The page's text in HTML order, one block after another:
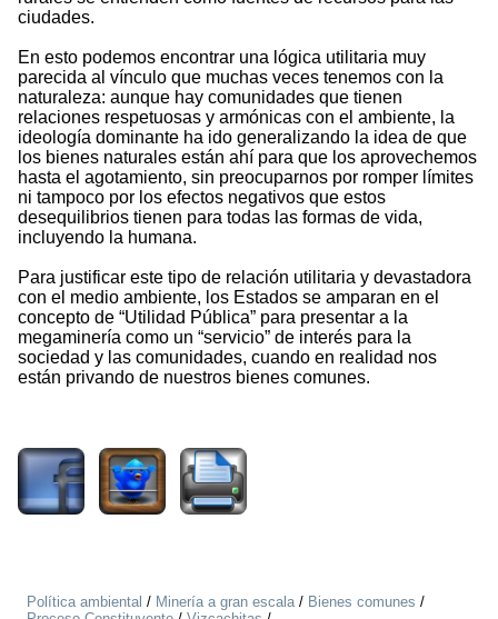
ciudades.
En esto podemos encontrar una lógica utilitaria muy
parecida al vínculo que muchas veces tenemos con la
naturaleza: aunque hay comunidades que tienen
relaciones respetuosas y armónicas con el ambiente, la
ideología dominante ha ido generalizando la idea de que
los bienes naturales están ahí para que los aprovechemos
hasta el agotamiento, sin preocuparnos por romper límites
ni tampoco por los efectos negativos que estos
desequilibrios tienen para todas las formas de vida,
incluyendo la humana.
Para justificar este tipo de relación utilitaria y devastadora
con el medio ambiente, los Estados se amparan en el
concepto de “Utilidad Pública” para presentar a la
megaminería como un “servicio” de interés para la
sociedad y las comunidades, cuando en realidad nos
están privando de nuestros bienes comunes.
Política ambiental / Minería a gran escala/ Bienes comunes /